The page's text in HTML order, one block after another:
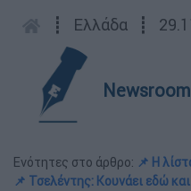
┋ Ελλάδα ┋
Newsroom
Ενότητες στο άρθρο: 📌 Η
📌 Τσελέντης: Κουνάει εδώ